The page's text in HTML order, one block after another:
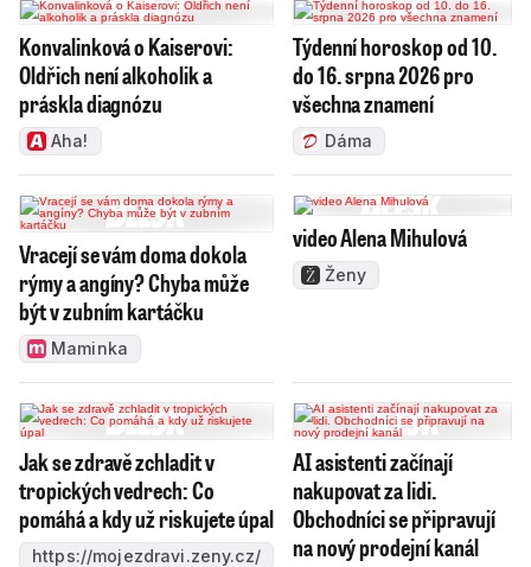
Konvalinková o Kaiserovi:
Oldřich není alkoholik a
práskla diagnózu
Aha!
Týdenní horoskop od 10.
do 16. srpna 2026 pro
všechna znamení
Dáma
Vracejí se vám doma dokola
rýmy a angíny? Chyba může
být v zubním kartáčku
Maminka
video Alena Mihulová
Ženy
Jak se zdravě zchladit v
tropických vedrech: Co
pomáhá a kdy už riskujete úpal
https://mojezdravi.zeny.cz/
AI asistenti začínají
nakupovat za lidi.
Obchodníci se připravují
na nový prodejní kanál